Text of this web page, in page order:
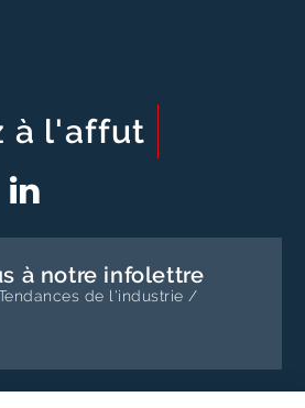
à l'affut
Compte
Bissonnette
Impact
Ce
un
onglet
Bissonnette
Impact
un
onglet
à notre infolettre
de l'industrie /